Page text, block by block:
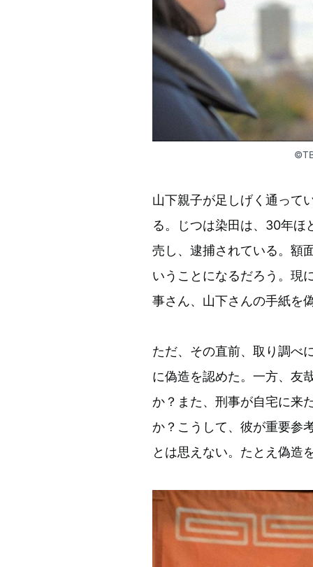
山下親子が足しげく通って
る。じつは染田は、30年ほ
売し、逮捕されている。額
いうことになるだろう。現
事さん、山下さんの手紙を
ただ、その直前、取り調べ
に偽造を認めた。一方、友
か？また、刑事が自宅に来
か？こうして、彼が重要参
とは思えない。たとえ偽造